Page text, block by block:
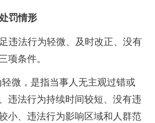
罚情形
违法行为轻微、及时改正、没有
项条件。
轻微，是指当事人无主观过错或
违法行为持续时间较短、没有违
小、违法行为影响区域和人群范